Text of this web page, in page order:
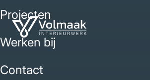
Projecten
Werken bij
Contact